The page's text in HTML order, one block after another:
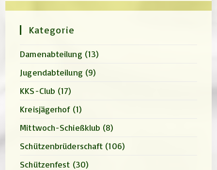
Kategorie
Damenabteilung (13)
Jugendabteilung (9)
KKS-Club (17)
Kreisjägerhof (1)
Mittwoch-Schießklub (8)
Schützenbrüderschaft (106)
Schützenfest (30)